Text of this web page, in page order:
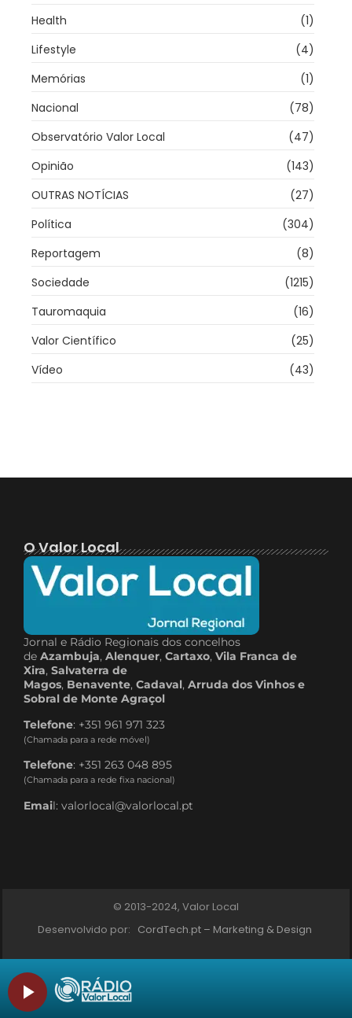
Health
(1)
Lifestyle
(4)
Memórias
(1)
Nacional
(78)
Observatório Valor Local
(47)
Opinião
(143)
OUTRAS NOTÍCIAS
(27)
Política
(304)
Reportagem
(8)
Sociedade
(1215)
Tauromaquia
(16)
Valor Científico
(25)
Vídeo
(43)
O Valor Local
Jornal e Rádio Regionais dos concelhos
de Azambuja, Alenquer, Cartaxo, Vila Franca de
Xira, Salvaterra de
Magos, Benavente, Cadaval, Arruda dos Vinhos e
Sobral de Monte Agraçol
Telefone: +351 961 971 323
(Chamada para a rede móvel)
Telefone: +351 263 048 895
(Chamada para a rede fixa nacional)
Email: valorlocal@valorlocal.pt
© 2013-2024, Valor Local
Desenvolvido por: CordTech.pt – Marketing & Design